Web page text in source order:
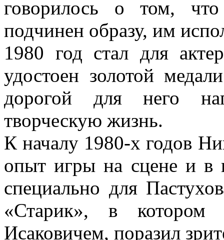
говорилось о том,
подчинен образу, им
1980 год стал для
удостоен золотой
дорогой для него
творческую жизнь.
К началу 1980-х годов
опыт игры на сцене и
специально для
«Старик», в котором
Исаковичем, поразил